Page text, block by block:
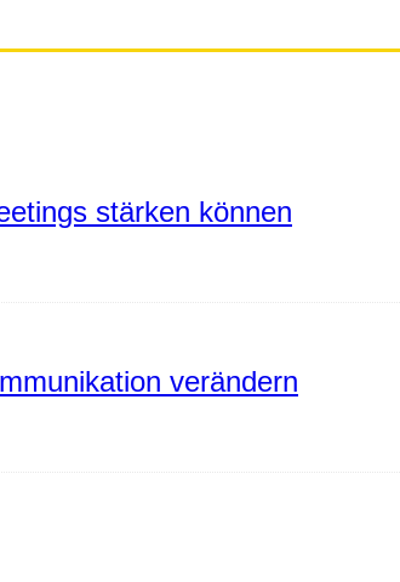
stärken können
verändern